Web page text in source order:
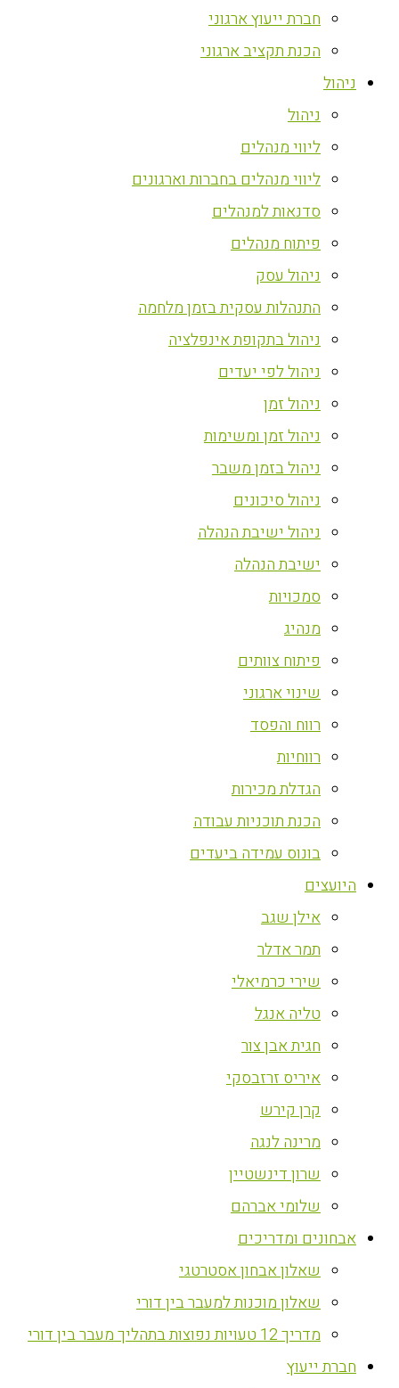
חברת ייעוץ ארגוני
הכנת תקציב ארגוני
ניהול
ניהול
ליווי מנהלים
ליווי מנהלים בחברות וארגונים
סדנאות למנהלים
פיתוח מנהלים
ניהול עסק
התנהלות עסקית בזמן מלחמה
ניהול בתקופת אינפלציה
ניהול לפי יעדים
ניהול זמן
ניהול זמן ומשימות
ניהול בזמן משבר
ניהול סיכונים
ניהול ישיבת הנהלה
ישיבת הנהלה
סמכויות
מנהיג
פיתוח צוותים
שינוי ארגוני
רווח והפסד
רווחיות
הגדלת מכירות
הכנת תוכניות עבודה
בונוס עמידה ביעדים
היועצים
אילן שגב
תמר אדלר
שירי כרמיאלי
טליה אנגל
חגית אבן צור
איריס זרזבסקי
קרן קירש
מרינה לנגה
שרון דינשטיין
שלומי אברהם
אבחונים ומדריכים
שאלון אבחון אסטרטגי
שאלון מוכנות למעבר בין דורי
מדריך 12 טעויות נפוצות בתהליך מעבר בין דורי
חברת ייעוץ